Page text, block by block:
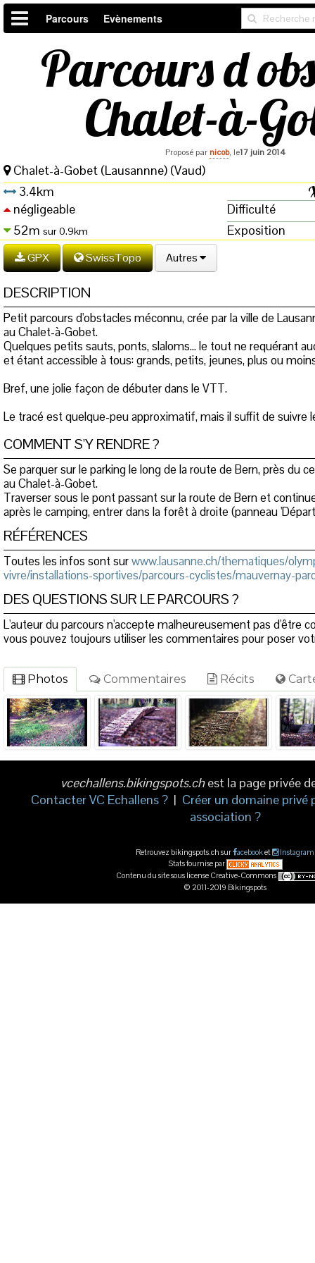
Parcours Evènements
Parcours d
Chalet-à-
Proposé parnicob, le17 juin 2014
Chalet-à-Gobet (Lausannne) (Vaud)
3.4km
négligeable
Difficulté
52m sur 0.9km Exposition
GPX SwissTopo Autres
DESCRIPTION
Petit parcours d'obstacles méconnu, crée par la ville de
au Chalet-à-Gobet.
Quelques petits sauts, ponts, slaloms... le tout ne requérant
et étant accessible à tous: grands, petits, jeunes, plus ou
Bref, une jolie façon de débuter dans le VTT.
Le tracé est quelque-peu approximatif, mais il suffit de suivre
COMMENT S'Y RENDRE ?
Se parquer sur le parking le long de la route de Bern, près du
au Chalet-à-Gobet.
Traverser sous le pont passant sur la route de Bern et
après le camping, entrer dans la forêt à droite (panneau
RÉFÉRENCES
Toutes les infos sont surwww.lausanne.ch/thematiques/
vivre/installations-sportives/parcours-cyclistes/mauvernay-
DES QUESTIONS SUR LE PARCOURS ?
L'auteur du parcours n'accepte malheureusement pas d'être
vous pouvez toujours utiliser les commentaires pour poser
Photos Commentaires Récits
vcechallens.bikingspots.chest la page privée
Contacter VC Echallens ? | Créer un domaine privé
association ?
Retrouvez bikingspots.ch sur acebooket
Instagram
Stats fournise par
Contenu du site sous license Creative-Commons
© 2011-2019 Bikingspots